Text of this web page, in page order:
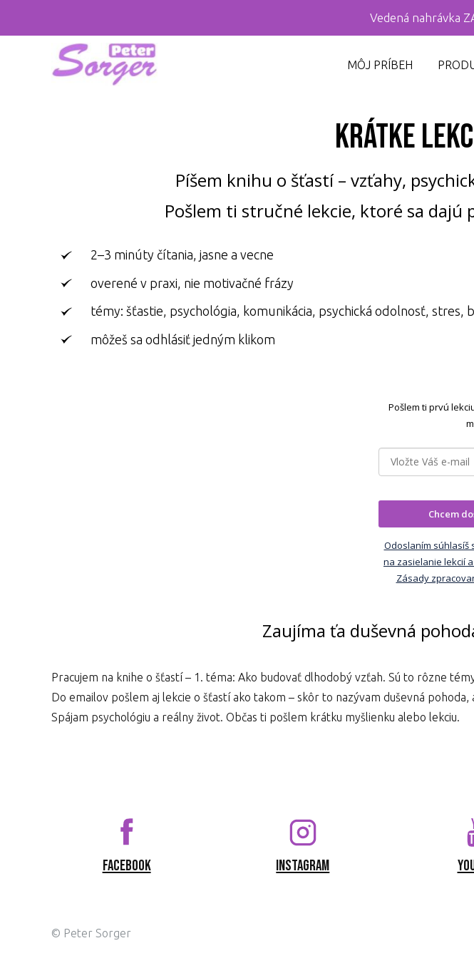
Vedená nahrávka
MÔJ PRÍBEH
Krátke
Píšem knihu o šťastí – vzťahy,
Pošlem ti stručné lekcie, ktoré sa dajú
2–3 minúty čítania, jasne a vecne
overené v praxi, nie motivačné frázy
témy: šťastie, psychológia, komunikácia, psychická odolnosť, stres,
môžeš sa odhlásiť jedným klikom
Pošlem ti prvú
Chcem
Odoslaním súhlasíš
na zasielanie lekcií
Zásady
Zaujíma ťa duševná
Pracujem na knihe o šťastí – 1. téma: Ako budovať dlhodobý vzťah. Sú to rôzne
Do emailov pošlem aj lekcie o šťastí ako takom – skôr to nazývam duševná
Spájam psychológiu a reálny život. Občas ti pošlem krátku myšlienku alebo lekciu.
Facebook Instagram
© Peter Sorger